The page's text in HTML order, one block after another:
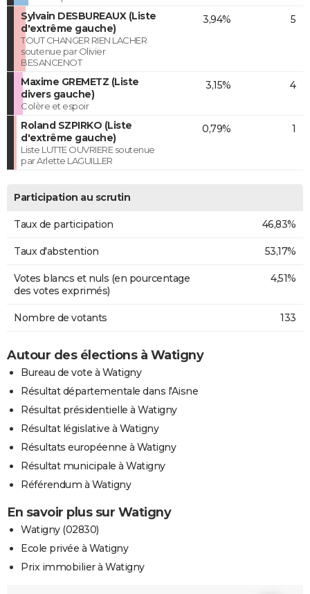
Sylvain DESBUREAUX (Liste
d'extrême gauche)
TOUT CHANGER RIEN LACHER
soutenue par Olivier
BESANCENOT
3,94% 5
Maxime GREMETZ (Liste
divers gauche)
Colère et espoir
3,15% 4
Roland SZPIRKO (Liste
d'extrême gauche)
Liste LUTTE OUVRIERE soutenue
par Arlette LAGUILLER
0,79% 1
Participation au scrutin
Taux de participation 46,83%
Taux d'abstention 53,17%
Votes blancs et nuls (en pourcentage
des votes exprimés)
4,51%
Nombre de votants 133
Autour des élections à Watigny
Bureau de vote à Watigny
Résultat départementale dans l'Aisne
Résultat présidentielle à Watigny
Résultat législative à Watigny
Résultats européenne à Watigny
Résultat municipale à Watigny
Référendum à Watigny
En savoir plus sur Watigny
Watigny (02830)
Ecole privée à Watigny
Prix immobilier à Watigny